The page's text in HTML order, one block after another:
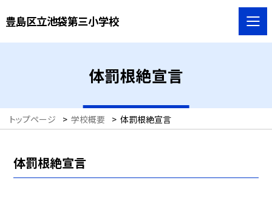
豊島区立池袋第三小学校
体罰根絶宣言
トップページ > 学校概要 > 体罰根絶宣言
体罰根絶宣言